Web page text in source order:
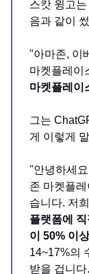
스캇 윙고
음과 같이
"아마존, 이
마켓플레이
마켓플레이
그는
게 이렇게
"안녕하세
존 마켓플
습니다. 저
플랫폼에
이 50% 이
14~17%의
받을 겁니